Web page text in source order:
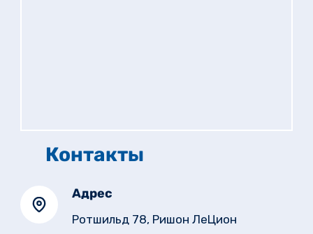
Контакты
Адрес
Ротшильд 78, Ришон ЛеЦион